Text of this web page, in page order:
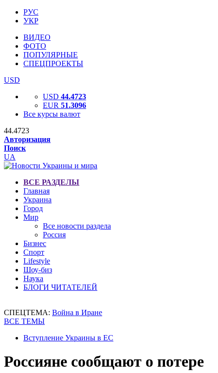
РУС
УКР
ВИДЕО
ФОТО
ПОПУЛЯРНЫЕ
СПЕЦПРОЕКТЫ
USD
USD 44.4723
EUR 51.3096
Все курсы валют
44.4723
Авторизация
Поиск
UA
ВСЕ РАЗДЕЛЫ
Главная
Украина
Город
Мир
Все новости раздела
Россия
Бизнес
Спорт
Lifestyle
Шоу-биз
Наука
БЛОГИ ЧИТАТЕЛЕЙ
СПЕЦТЕМА: Война в Иране
ВСЕ ТЕМЫ
Вступление Украины в ЕС
Россияне сообщают о потере